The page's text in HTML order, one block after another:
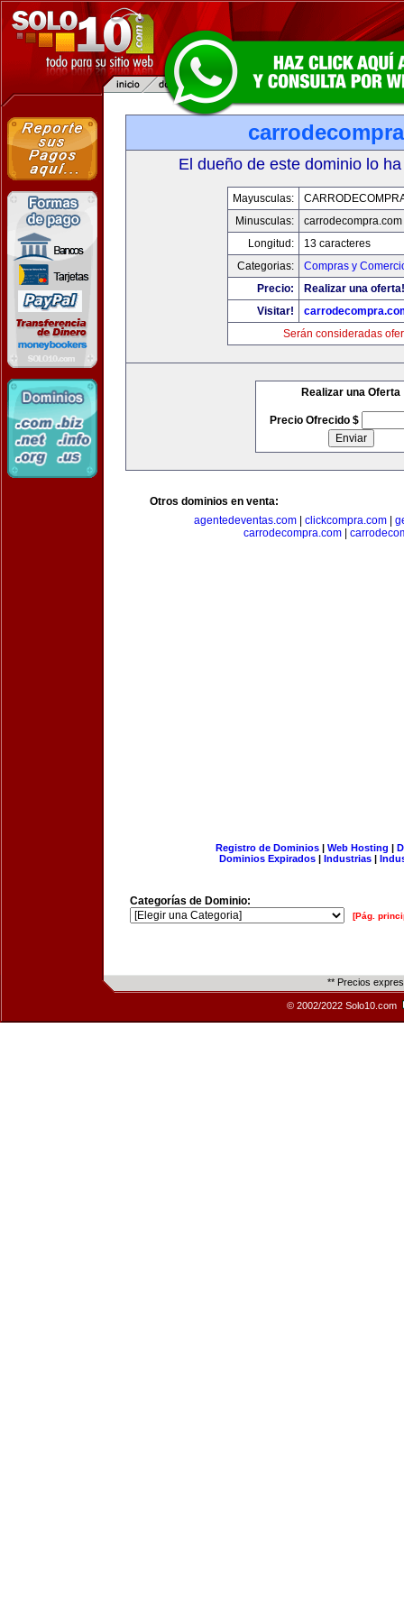
El dueño de este dominio lo
Mayusculas:
Minusculas:
carrodecompra.com
Longitud:
13 caracteres
Categorias:
Compras y
Precio:
Realizar una oferta!
Visitar!
Serán consideradas
Realizar una Oferta
Precio Ofrecido $
Otros dominios en venta:
agentedeventas.com| clickcompra.com|
carrodecompra.com|
Registro de Dominios| Web Hosting |
Dominios Expirados | Industrias |
Categorías de Dominio:
[Pág.
** Precios
© 2002/2022 Solo10.com